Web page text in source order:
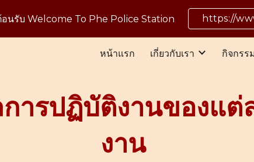
to main content Skip to
อนรับ Welcome To Phe Police Station https://
หน้าแรก เกี่ยวกับเรา กิจกรร
ารปฏิบัติงานของแต่
งาน